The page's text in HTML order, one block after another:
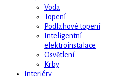
Voda
Topení
Podlahové topení
Inteligentní
elektroinstalace
Osvětlení
Krby
Interiéry